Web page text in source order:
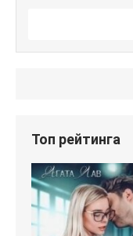
Топ рейтинга